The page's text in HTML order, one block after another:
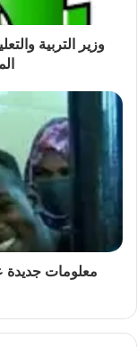
وزير التربية
معلومات جديدة